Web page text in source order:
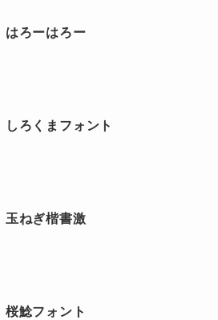
はろーはろー
しろくまフォント
玉ねぎ楷書激
桜鯰フォント